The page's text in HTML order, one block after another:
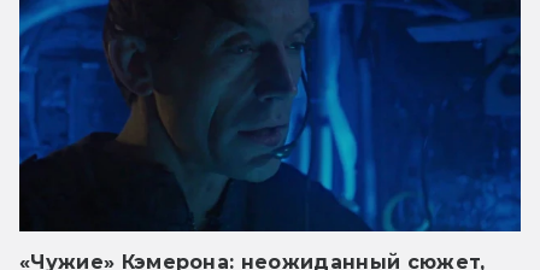
«Чужие» Кэмерона: неожиданный сюжет,